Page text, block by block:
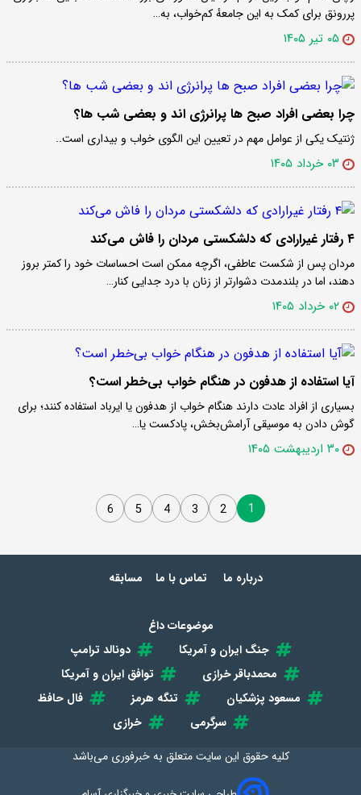
پررونق برای کمک به این جامعهٔ کم‌خواب، به…
۰۵ تیر ۱۴۰۵
چرا بعضی افراد صبح ها پرانرژی اند و بعضی شب ها؟
ژنتیک یکی از عوامل مهم در تعیین این الگوی خواب و بیداری است..
۰۳ خرداد ۱۴۰۵
۴ رفتار غیرارادی که دلشکستی مردان را فاش می‌کند
مردان پس از شکست عاطفی، اگرچه ممکن است احساسات خود را کمتر بروز
دهند، اما در بلندمدت دشوارتر از زنان با درد جدایی کنار…
۰۲ خرداد ۱۴۰۵
آیا استفاده از هدفون در هنگام خواب بی‌خطر است؟
بسیاری از افراد عادت دارند هنگام خواب از هدفون یا ایرباد استفاده کنند؛ برای
گوش دادن به موسیقی آرامش‌بخش، پادکست یا…
۳۰ اردیبهشت ۱۴۰۵
1
2
3
4
5
6
درباره ما تماس با ما مسابقه
موضوعات داغ
جنگ ایران و آمریکا
دونالد ترامپ
محمدباقر خرازی
توافق ایران و آمریکا
مسعود پزشکیان
تنگه هرمز
فال حافظ
سرگرمی
خرازی
کلیه حقوق این سایت متعلق بهخبرفوری می‌باشد